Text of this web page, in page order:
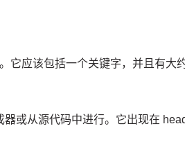
它应该包括一个关键字，并且有大
或从源代码中进行。 它出现在